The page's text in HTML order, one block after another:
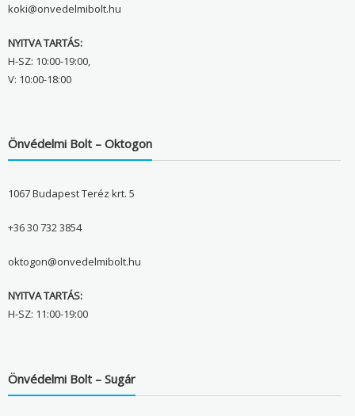
koki@onvedelmibolt.hu
NYITVA TARTÁS:
H-SZ: 10:00-19:00,
V: 10:00-18:00
Önvédelmi Bolt – Oktogon
1067 Budapest Teréz krt. 5
+36 30 732 3854
oktogon@onvedelmibolt.hu
NYITVA TARTÁS:
H-SZ: 11:00-19:00
Önvédelmi Bolt – Sugár